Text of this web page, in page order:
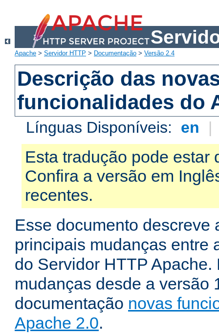
Apache > Servidor HTTP > Documentação > Versão 2.4
Descrição das
funcionalidades do
Línguas Disponíveis: en |
Esta tradução pode estar
Confira a versão em
recentes.
Esse documento descreve
principais mudanças entre
do Servidor HTTP Apache.
mudanças desde a versão
documentação novas
Apache 2.0.